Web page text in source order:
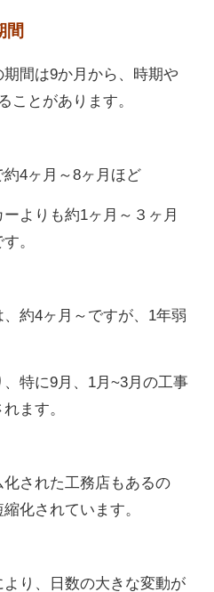
間
間は9か月から、時期や
ことがあります。
約4ヶ月～8ヶ月ほど
よりも約1ヶ月～３ヶ月
。
、約4ヶ月～ですが、1年弱
特に9月、1月~3月の工事
ます。
された工務店もあるの
化されています。
り、日数の大きな変動が